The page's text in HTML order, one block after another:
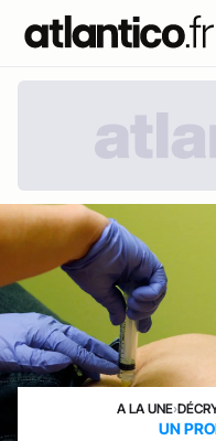
A LA UNE›
UN